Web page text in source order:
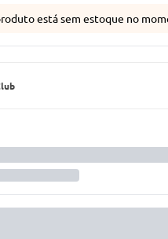
está sem estoque no